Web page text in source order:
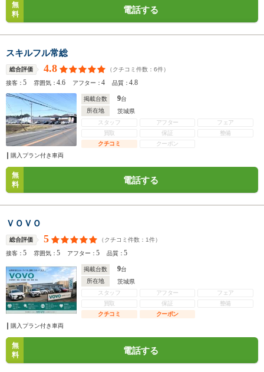
無
料
電話する
スキルフル常総
総合評価 4.8 （クチコミ件数： 6件）
接客：5 雰囲気：4.6 アフター：4 品質：4.8
掲載台数 9台
所在地
茨城県
スタッフ
アフター
フェア
買取
保証
整備
クチコミ
クーポン
購入プラン付き車両
無
料
電話する
ＶＯＶＯ
総合評価 5 （クチコミ件数： 1件）
接客：5 雰囲気：5 アフター：5 品質：5
掲載台数 9台
所在地
茨城県
スタッフ
アフター
フェア
買取
保証
整備
クチコミ
クーポン
購入プラン付き車両
無
料
電話する